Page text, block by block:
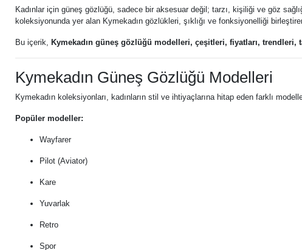
Kadınlar için güneş gözlüğü, sadece bir aksesuar değil; tarzı, kişiliği ve göz
koleksiyonunda yer alan Kymekadın gözlükleri, şıklığı ve fonksiyonelliği
Bu içerik, Kymekadın güneş gözlüğü modelleri, çeşitleri, fiyatları,
Kymekadın Güneş Gözlüğü Modelleri
Kymekadın koleksiyonları, kadınların stil ve ihtiyaçlarına hitap eden farklı
Popüler modeller:
Wayfarer
Pilot (Aviator)
Kare
Yuvarlak
Retro
Spor